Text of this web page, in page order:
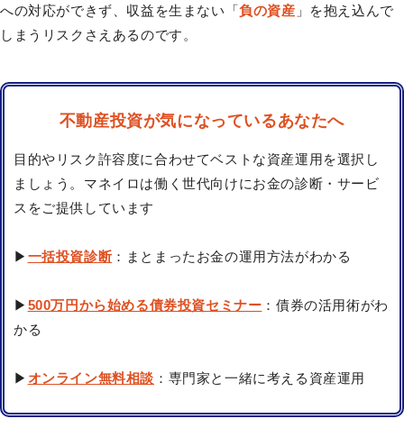
への対応ができず、収益を生まない「負の資産 」を抱え込んで
しまうリスクさえあるのです。
不動産投資が気になっているあなたへ
目的やリスク許容度に合わせてベストな資産運用を選択し
ましょう。マネイロは働く世代向けにお金の診断・サービ
スをご提供しています
▶ 一括投資診断：まとまったお金の運用方法がわかる
▶ 500万円から始める債券投資セミナー ：債券の活用術がわ
かる
▶ オンライン無料相談 ：専門家と一緒に考える資産運用